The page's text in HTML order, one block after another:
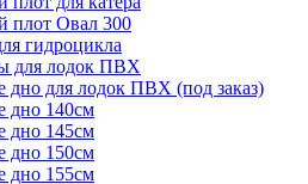
плот Овал 300
гидроцикла
для лодок ПВХ
дно для лодок ПВХ (под заказ)
дно 140см
дно 145см
дно 150см
дно 155см